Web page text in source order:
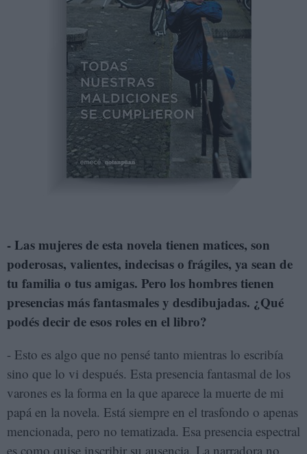
- Las mujeres de esta novela tienen matices, son
poderosas, valientes, indecisas o frágiles, ya sean de
tu familia o tus amigas. Pero los hombres tienen
presencias más fantasmales y desdibujadas. ¿Qué
podés decir de esos roles en el libro?
- Esto es algo que no pensé tanto mientras lo escribía
sino que lo vi después. Esta presencia fantasmal de los
varones es la forma en la que aparece la muerte de mi
papá en la novela. Está siempre en el trasfondo o apenas
mencionada, pero no tematizada. Esa presencia espectral
es como quise inscribir su ausencia. La narradora no